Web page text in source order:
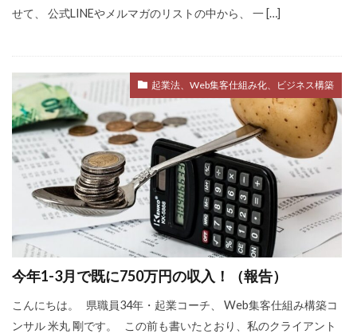
せて、 公式LINEやメルマガのリストの中から、 一 […]
起業法、Web集客仕組み化、ビジネス構築
今年1-3月で既に750万円の収入！（報告）
こんにちは。 県職員34年・起業コーチ、 Web集客仕組み構築コ
ンサル 米丸 剛です。 この前も書いたとおり、私のクライアント